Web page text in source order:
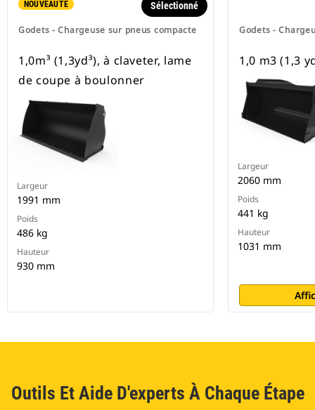
NOUVEAUTÉ
Godets - Chargeuse sur pneus compacte
Sélectionné
1,0m³ (1,3yd³), à claveter, lame
de coupe à boulonner
Largeur
1991 mm
Poids
486 kg
Hauteur
930 mm
Godets -
1,0 m3 (1,3
Largeur
2060 mm
Poids
441 kg
Hauteur
1031 mm
Outils Et Aide D'experts À Chaque Étape